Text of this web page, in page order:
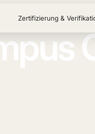
Zertifizierung &